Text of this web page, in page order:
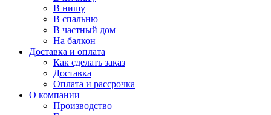
В нишу
В спальню
В частный дом
На балкон
Доставка и оплата
Как сделать заказ
Доставка
Оплата и рассрочка
О компании
Производство